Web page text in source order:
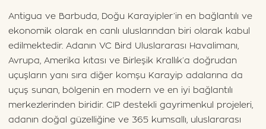
Antigua ve Barbuda, Doğu Karayipler’in en bağlantılı ve
ekonomik olarak en canlı uluslarından biri olarak kabul
edilmektedir. Adanın VC Bird Uluslararası Havalimanı,
Avrupa, Amerika kıtası ve Birleşik Krallık’a doğrudan
uçuşların yanı sıra diğer komşu Karayip adalarına da
uçuş sunan, bölgenin en modern ve en iyi bağlantılı
merkezlerinden biridir. CIP destekli gayrimenkul projeleri,
adanın doğal güzelliğine ve 365 kumsallı, uluslararası